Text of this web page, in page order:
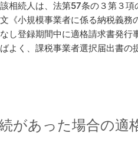
相続人は、法第57条の３第３
《小規模事業者に係る納税義
し登録期間中に適格請求書発
よく、課税事業者選択届出書の
があった場合の適